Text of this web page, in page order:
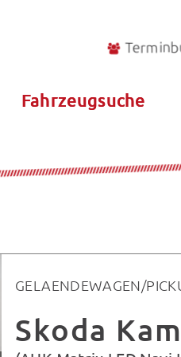
Fahrzeugsuche
GELAENDEWAGEN/
Skoda